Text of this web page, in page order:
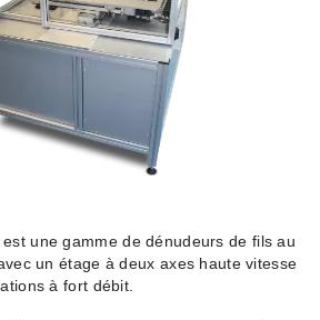
une gamme de dénudeurs de fils au
un étage à deux axes haute vitesse
à fort débit.